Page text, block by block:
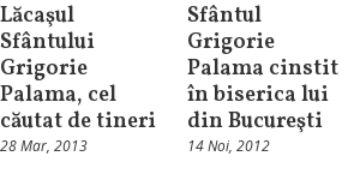
Lăcaşul
Sfântului
Grigorie
Palama, cel
căutat de tineri
28 Mar, 2013
Sfântul
Grigorie
Palama cinstit
în biserica lui
din Bucureşti
14 Noi, 2012